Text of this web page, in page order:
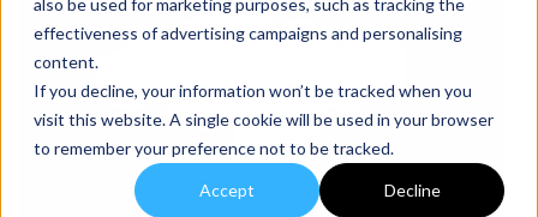
effectiveness of advertising campaigns and personalising
content.
If you decline, your information won’t be tracked when you
visit this website. A single cookie will be used in your browser
to remember your preference not to be tracked.
Accept Decline